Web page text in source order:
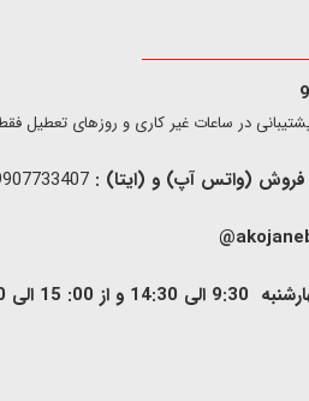
در ساعات غیر کاری و روزهای تعطیل فقط از طریق واتس آپ
(واتس آپ) و (ایتا) :
9:30 الی 13